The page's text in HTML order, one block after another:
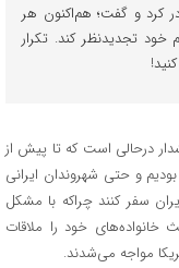
۴ برای ایران صادر کرد و گفت؛ هم‌اکنون هر
تجدیدنظر کند. تکرار
درحالی است که تا پیش از
بودیم و حتی شهروندان ایرانی
سفر کنند چراکه با مشکل
خانواده‌های خود را ملاقات
مواجه می‌شدند.